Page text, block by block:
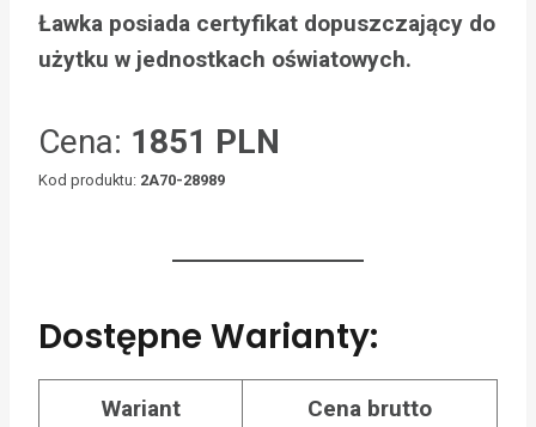
Ławka posiada certyfikat dopuszczający do
użytku w jednostkach oświatowych.
Cena: 1851 PLN
Kod produktu: 2A70-28989
Dostępne Warianty:
Wariant Cena brutto